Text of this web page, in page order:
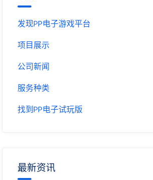
发现PP电子游戏平台
项目展示
公司新闻
服务种类
找到PP电子试玩版
最新资讯